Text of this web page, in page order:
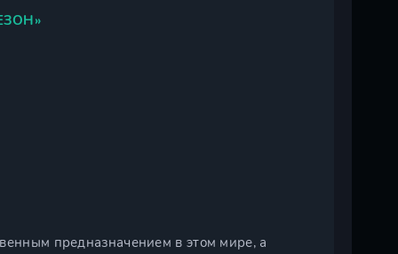
предназначением в этом мире, а